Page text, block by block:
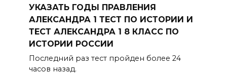
УКАЗАТЬ ГОДЫ ПРАВЛЕНИЯ
АЛЕКСАНДРА 1 ТЕСТ ПО ИСТОРИИ И
ТЕСТ АЛЕКСАНДРА 1 8 КЛАСС ПО
ИСТОРИИ РОССИИ
Последний раз тест пройден более 24
часов назад.